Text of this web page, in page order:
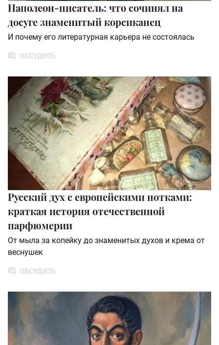
Наполеон-писатель: что сочинял на
досуге знаменитый корсиканец
И почему его литературная карьера не состоялась
ОБСУДИТЬ
Русский дух с европейскими нотками:
краткая история отечественной
парфюмерии
От мыла за копейку до знаменитых духов и крема от
веснушек
ОБСУДИТЬ